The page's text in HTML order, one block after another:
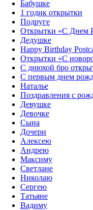
Бабушке
1 годик открытки
Подруге
Открытки «С Днем
Дедушке
Happy Birthday
Открытки «‎С
С днюхой бро
С первым днем
Наталье
Поздравления с
Девушке
Девочке
Сына
Дочери
Алексею
Андрею
Максиму
Светлане
Николаю
Сергею
Татьяне
Вадиму